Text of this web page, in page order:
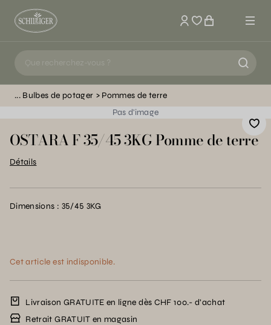
Mon compte
Bulbes de potager
Pommes de terre
Pas d'image
OSTARA F 35/45 3KG Pomme de terre
Détails
Dimensions : 35/45 3KG
Cet article est indisponible.
Livraison GRATUITE en ligne dès CHF 100.- d’achat
Retrait GRATUIT en magasin